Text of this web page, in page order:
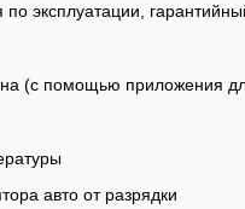
по эксплуатации,
(с помощью приложения
авто от разрядки